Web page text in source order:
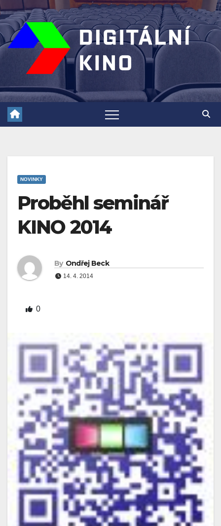
Skip
to
content
NOVINKY
Proběhl seminář
KINO 2014
By Ondřej Beck
14. 4. 2014
0